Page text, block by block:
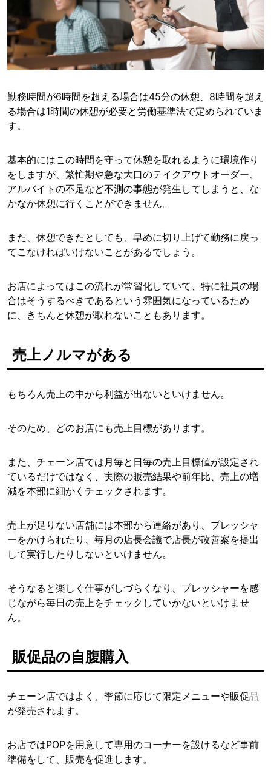
勤務時間が6時間を超える場合は45分の休憩、8時間を超え
る場合は1時間の休憩が必要と労働基準法で定められていま
す。
基本的にはこの時間を守って休憩を取れるように環境作り
をしますが、繁忙期や急な大口のテイクアウトオーダー、
アルバイトの不足など不測の事態が発生してしまうと、な
かなか休憩に行くことができません。
また、休憩できたとしても、早めに切り上げて勤務に戻っ
てこなければいけないことがあるでしょう。
お店によってはこの流れが常習化していて、特に社員の場
合はそうするべきであるという雰囲気になっているため
に、きちんと休憩が取れないこともあります。
売上ノルマがある
もちろん売上の中から利益が出ないといけません。
そのため、どのお店にも売上目標があります。
また、チェーン店では月毎と日毎の売上目標値が設定され
ているだけではなく、実際の販売結果や前年比、売上の増
減を本部に細かくチェックされます。
売上が足りない店舗には本部から連絡があり、プレッシャ
ーをかけられたり、毎月の店長会議で店長が改善案を提出
して実行したりしないといけません。
そうなると楽しく仕事がしづらくなり、プレッシャーを感
じながら毎日の売上をチェックしていかないといけませ
ん。
販促品の自腹購入
チェーン店ではよく、季節に応じて限定メニューや販促品
が発売されます。
お店ではPOPを用意して専用のコーナーを設けるなど事前
準備をして、販売を促進します。